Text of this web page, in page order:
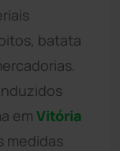
batata
em Vitória
medidas